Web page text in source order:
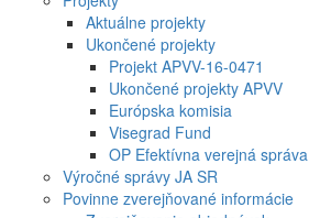
Aktuálne projekty
Ukončené projekty
Projekt APVV-16-0471
Ukončené projekty APVV
Európska komisia
Visegrad Fund
OP Efektívna verejná správa
Výročné správy JA SR
Povinne zverejňované informácie